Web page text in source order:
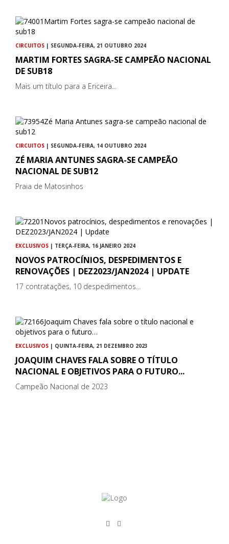
CIRCUITOS | SEGUNDA-FEIRA, 21 OUTUBRO 2024
MARTIM FORTES SAGRA-SE CAMPEÃO NACIONAL
DE SUB18
Mais um título para a Ericeira...
CIRCUITOS | SEGUNDA-FEIRA, 14 OUTUBRO 2024
ZÉ MARIA ANTUNES SAGRA-SE CAMPEÃO
NACIONAL DE SUB12
Praia de Matosinhos
EXCLUSIVOS | TERÇA-FEIRA, 16 JANEIRO 2024
NOVOS PATROCÍNIOS, DESPEDIMENTOS E
RENOVAÇÕES | DEZ2023/JAN2024 | UPDATE
17 contratações, 10 despedimentos...
EXCLUSIVOS | QUINTA-FEIRA, 21 DEZEMBRO 2023
JOAQUIM CHAVES FALA SOBRE O TÍTULO
NACIONAL E OBJETIVOS PARA O FUTURO...
Campeão Nacional de 2023